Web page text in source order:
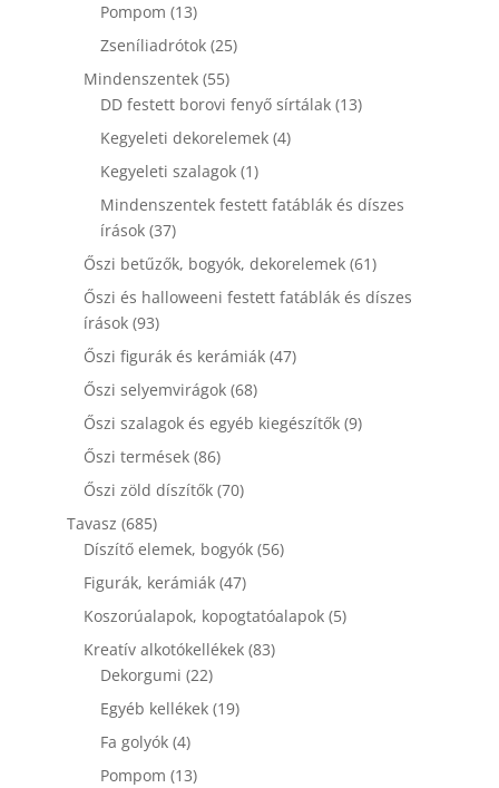
Pompom 1313
termék
Zseníliadrótok 2525
Mindenszentek 5555
termék
DD festett borovi fenyő sírtálak 1313
Kegyeleti dekorelemek 44
Kegyeleti szalagok 11
termék
Mindenszentek festett fatáblák és díszes
írások 3737
termék
Őszi betűzők, bogyók, dekorelemek 6161
termék
Őszi és halloweeni festett fatáblák és díszes
írások 9393
termék
Őszi figurák és kerámiák 4747
Őszi selyemvirágok 6868
termék
Őszi szalagok és egyéb kiegészítők 99
Őszi termések 8686
termék
Őszi zöld díszítők 7070
Tavasz 685685
termék
Díszítő elemek, bogyók 5656
Figurák, kerámiák 4747
termék
Koszorúalapok, kopogtatóalapok 55
Kreatív alkotókellékek 8383
Dekorgumi 2222
termék
Egyéb kellékek 1919
Fa golyók 44
termék
Pompom 1313